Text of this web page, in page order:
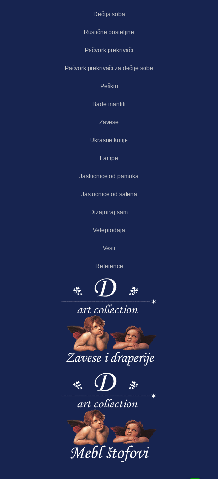
Dečija soba
Rustične posteljine
Pačvork prekrivači
Pačvork prekrivači za dečije sobe
Peškiri
Bade mantili
Zavese
Ukrasne kutije
Lampe
Jastucnice od pamuka
Jastucnice od satena
Dizajniraj sam
Veleprodaja
Vesti
Reference